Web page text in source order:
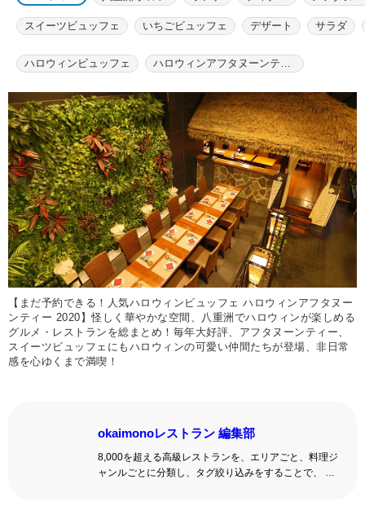
スイーツビュッフェ いちごビュッフェ デザート サラダ
ハロウィンビュッフェ ハロウィンアフタヌーンティー
【まだ予約できる！人気ハロウィンビュッフェ ハロウィンアフタヌー
ンティー 2020】怪しく華やかな空間、八重洲でハロウィンが楽しめる
グルメ・レストランを総まとめ！毎年大好評、アフタヌーンティー、
スイーツビュッフェにもハロウィンの可愛い仲間たちが登場、非日常
感を心ゆくまで満喫！
okaimonoレストラン 編集部
8,000を超える高級レストランを、エリアごと、料理ジ
ャンルごとに分類し、タグ絞り込みをすることで、 い